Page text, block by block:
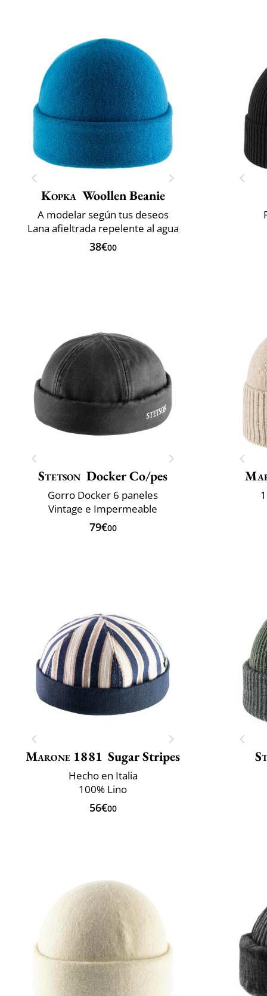
Kopka Woollen Beanie
A modelar según tus deseos
Lana afieltrada repelente al agua
38€00
Stetson Docker Co/pes
Gorro Docker 6 paneles
Vintage e Impermeable
79€00
Marone 1881 Sugar Stripes
Hecho en Italia
100% Lino
56€00